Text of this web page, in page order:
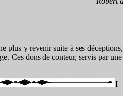
plus y revenir suite à ses
Ces dons de conteur, servis par
I